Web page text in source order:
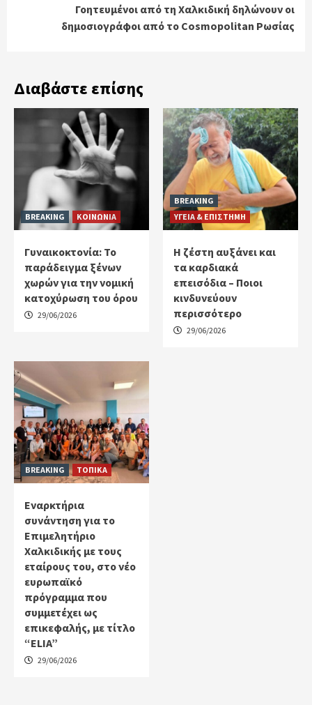
Γοητευμένοι από τη Χαλκιδική δηλώνουν οι
δημοσιογράφοι από το Cosmopolitan Ρωσίας
Διαβάστε επίσης
BREAKING ΚΟΙΝΩΝΙΑ
Γυναικοκτονία: Το
παράδειγμα ξένων
χωρών για την νομική
κατοχύρωση του όρου
29/06/2026
BREAKING
ΥΓΕΙΑ & ΕΠΙΣΤΗΜΗ
Η ζέστη αυξάνει και
τα καρδιακά
επεισόδια – Ποιοι
κινδυνεύουν
περισσότερο
29/06/2026
BREAKING ΤΟΠΙΚΑ
Εναρκτήρια
συνάντηση για το
Επιμελητήριο
Χαλκιδικής με τους
εταίρους του, στο νέο
ευρωπαϊκό
πρόγραμμα που
συμμετέχει ως
επικεφαλής, με τίτλο
“ELIA”
29/06/2026